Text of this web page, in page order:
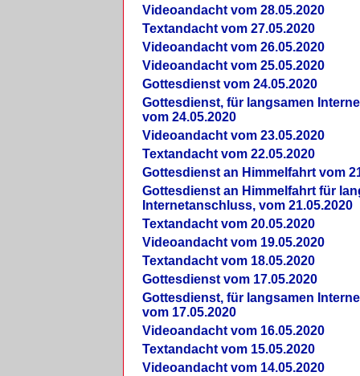
Videoandacht vom 28.05.2020
Textandacht vom 27.05.2020
Videoandacht vom 26.05.2020
Videoandacht vom 25.05.2020
Gottesdienst vom 24.05.2020
Gottesdienst, für langsamen
vom 24.05.2020
Videoandacht vom 23.05.2020
Textandacht vom 22.05.2020
Gottesdienst an Himmelfahrt vom
Gottesdienst an Himmelfahrt für
Internetanschluss, vom 21.05.2020
Textandacht vom 20.05.2020
Videoandacht vom 19.05.2020
Textandacht vom 18.05.2020
Gottesdienst vom 17.05.2020
Gottesdienst, für langsamen
vom 17.05.2020
Videoandacht vom 16.05.2020
Textandacht vom 15.05.2020
Videoandacht vom 14.05.2020